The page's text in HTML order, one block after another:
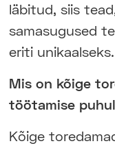
läbitud, siis
samasugused
eriti unikaalseks.
Mis on kõige
töötamise
Kõige